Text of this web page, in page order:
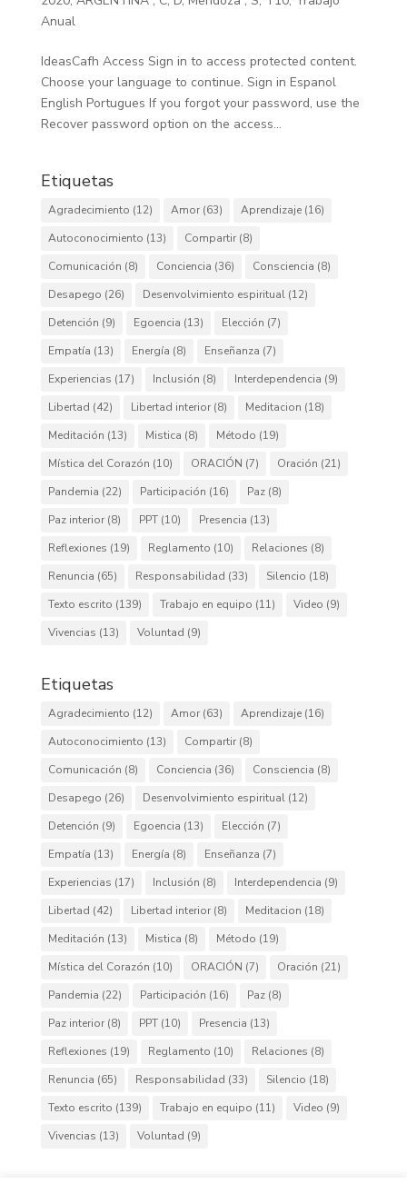
Anual
IdeasCafh Access Sign in to access protected content.
Choose your language to continue. Sign in Espanol
English Portugues If you forgot your password, use the
Recover password option on the access...
Etiquetas
Agradecimiento (12) Amor(63) Aprendizaje(16)
Autoconocimiento (13) Compartir(8)
Comunicación (8) Conciencia (36) Consciencia (8)
Desapego (26) Desenvolvimiento espiritual(12)
Detención (9) Egoencia (13) Elección (7)
Empatía (13) Energía (8) Enseñanza (7)
Experiencias (17) Inclusión (8) Interdependencia (9)
Libertad (42) Libertad interior(8) Meditacion (18)
Meditación (13) Mistica (8) Método (19)
Mística del Corazón (10) ORACIÓN (7) Oración (21)
Pandemia (22) Participación (16) Paz(8)
Paz interior(8) PPT(10) Presencia (13)
Reflexiones (19) Reglamento (10) Relaciones (8)
Renuncia (65) Responsabilidad (33) Silencio (18)
Texto escrito (139) Trabajo en equipo (11) Video (9)
Vivencias (13) Voluntad (9)
Etiquetas
Agradecimiento (12) Amor(63) Aprendizaje(16)
Autoconocimiento (13) Compartir(8)
Comunicación (8) Conciencia (36) Consciencia (8)
Desapego (26) Desenvolvimiento espiritual(12)
Detención (9) Egoencia (13) Elección (7)
Empatía (13) Energía (8) Enseñanza (7)
Experiencias (17) Inclusión (8) Interdependencia (9)
Libertad (42) Libertad interior(8) Meditacion (18)
Meditación (13) Mistica (8) Método (19)
Mística del Corazón (10) ORACIÓN (7) Oración (21)
Pandemia (22) Participación (16) Paz(8)
Paz interior(8) PPT(10) Presencia (13)
Reflexiones (19) Reglamento (10) Relaciones (8)
Renuncia (65) Responsabilidad (33) Silencio (18)
Texto escrito (139) Trabajo en equipo (11) Video (9)
Vivencias (13) Voluntad (9)